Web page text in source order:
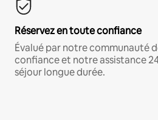
Réservez en toute confiance
Évalué par notre communauté
confiance et notre assistance
séjour longue durée.